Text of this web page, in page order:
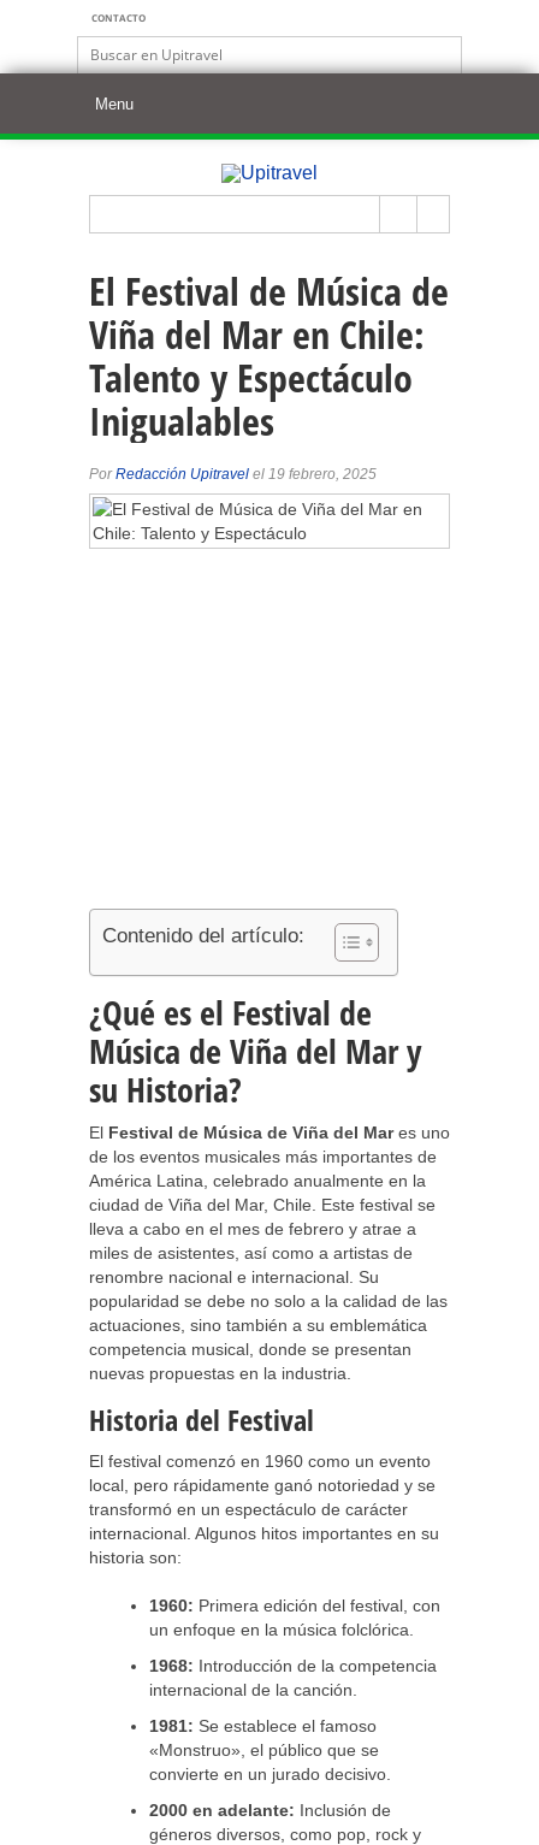
CONTACTO
El Festival de Música de
Viña del Mar en Chile:
Talento y Espectáculo
Inigualables
PorRedacción Upitravel el 19 febrero, 2025
Contenido del artículo:
¿Qué es el Festival de
Música de Viña del Mar y
su Historia?
El Festival de Música de Viña del Mares uno
de los eventos musicales más importantes de
América Latina, celebrado anualmente en la
ciudad de Viña del Mar, Chile. Este festival se
lleva a cabo en el mes de febrero y atrae a
miles de asistentes, así como a artistas de
renombre nacional e internacional. Su
popularidad se debe no solo a la calidad de las
actuaciones, sino también a su emblemática
competencia musical, donde se presentan
nuevas propuestas en la industria.
Historia del Festival
El festival comenzó en 1960 como un evento
local, pero rápidamente ganó notoriedad y se
transformó en un espectáculo de carácter
internacional. Algunos hitos importantes en su
historia son:
1960: Primera edición del festival, con
un enfoque en la música folclórica.
1968: Introducción de la competencia
internacional de la canción.
1981: Se establece el famoso
«Monstruo», el público que se
convierte en un jurado decisivo.
2000 en adelante: Inclusión de
géneros diversos, como pop, rock y